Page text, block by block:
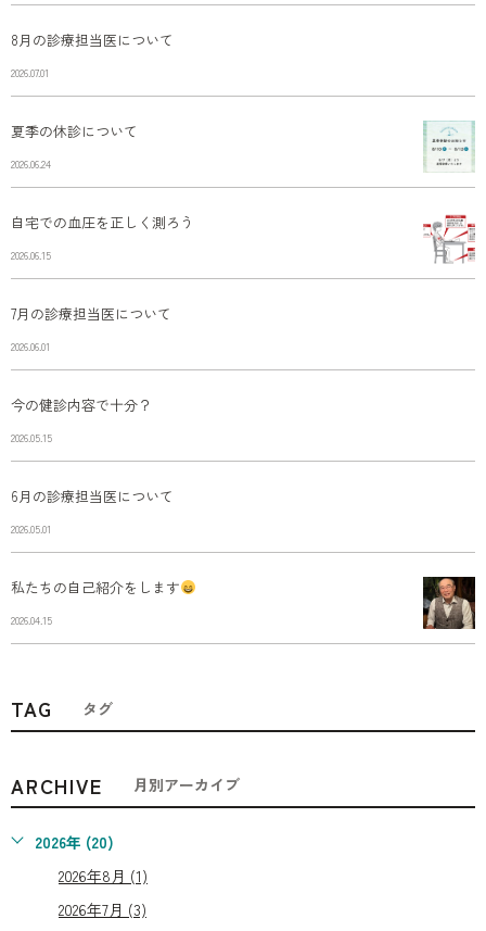
8月の診療担当医について
2026.07.01
夏季の休診について
2026.06.24
自宅での血圧を正しく測ろう
2026.06.15
7月の診療担当医について
2026.06.01
今の健診内容で十分？
2026.05.15
6月の診療担当医について
2026.05.01
私たちの自己紹介をします
2026.04.15
TAG タグ
ARCHIVE 月別アーカイブ
2026年 (20)
2026年8月 (1)
2026年7月 (3)